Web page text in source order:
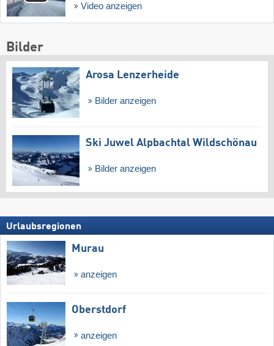
Video anzeigen
Bilder
Arosa Lenzerheide
Bilder anzeigen
Ski Juwel Alpbachtal Wildschönau
Bilder anzeigen
Urlaubsregionen
Murau
anzeigen
Oberstdorf
anzeigen